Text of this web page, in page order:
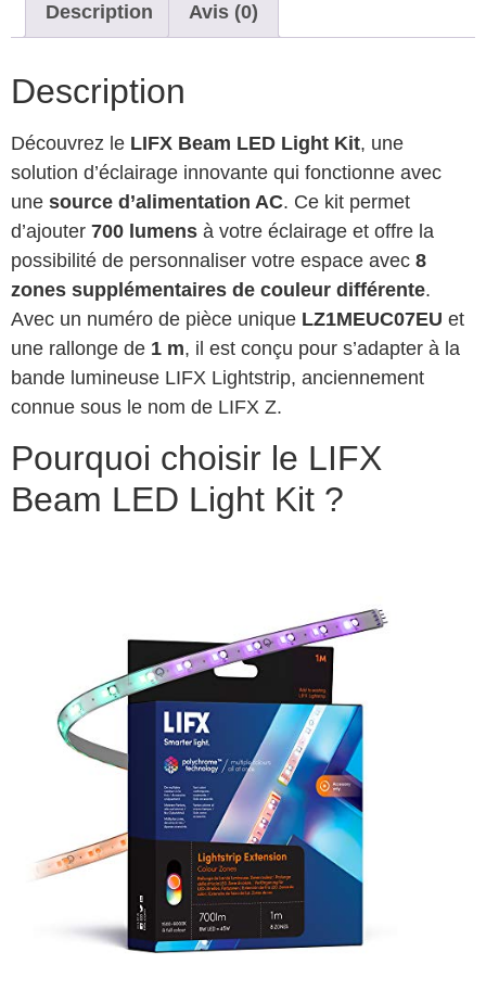
Description Avis (0)
Description
Découvrez le LIFX Beam LED Light Kit, une
solution d’éclairage innovante qui fonctionne avec
une source d’alimentation AC. Ce kit permet
d’ajouter 700 lumens à votre éclairage et offre la
possibilité de personnaliser votre espace avec 8
zones supplémentaires de couleur différente.
Avec un numéro de pièce unique LZ1MEUC07EU et
une rallonge de 1 m, il est conçu pour s’adapter à la
bande lumineuse LIFX Lightstrip, anciennement
connue sous le nom de LIFX Z.
Pourquoi choisir le LIFX
Beam LED Light Kit ?